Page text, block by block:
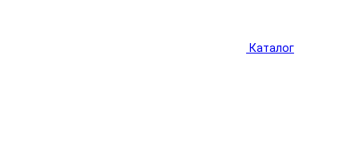
Каталог